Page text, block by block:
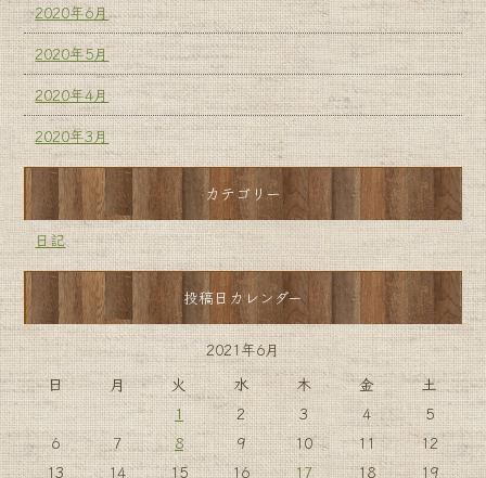
2020年6月
2020年5月
2020年4月
2020年3月
カテゴリー
日記
投稿日カレンダー
2021年6月
日
月 火 水 木 金
土
1
2 3 4
5
6
7 8 9 10 11
12
13
14 15 16 17 18 19